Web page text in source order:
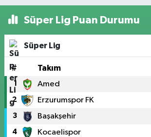
Süper Lig Puan Durumu
Süper Lig
# Takım
1 Amed
2 Erzurumspor FK
3 Başakşehir
4 Kocaelispor